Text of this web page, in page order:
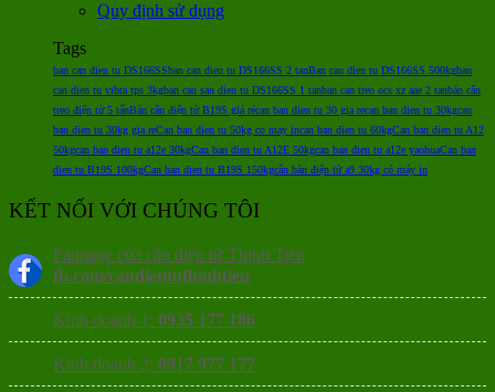
Quy định sử dụng
Tags
ban can dien tu DS166SSban can dien tu DS166SS 2 tanBan can dien tu DS166SS 500kgban
can dien tu vibra tps 3kgban can san dien tu DS166SS 1 tanban can treo ocs xz aae 2 tanbán cân
treo điện tử 5 tấnBán cân điện tử B19S giá rẻcan ban dien tu 30 gia recan ban dien tu 30kgcan
ban dien tu 30kg gia reCan ban dien tu 50kg co may incan ban dien tu 60kgCan ban dien tu A12
50kgcan ban dien tu a12e 30kgCan ban dien tu A12E 50kgcan ban dien tu a12e yaohuaCan ban
dien tu B19S 100kgCan ban dien tu B19S 150kgcân bàn điện tử a9 30kg có máy in
KẾT NỐI VỚI CHÚNG TÔI
Fanpage của cân điện tử Thịnh Tiến
fb.com/candientuthinhtien
Kinh doanh 1: 0935 177 186
Kinh doanh 2: 0917 977 177